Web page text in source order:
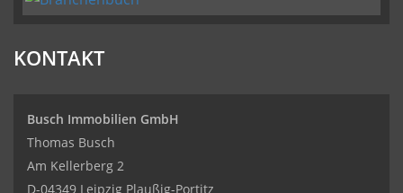
KONTAKT
Busch Immobilien GmbH
Thomas Busch
Am Kellerberg 2
D-04349 Leipzig Plaußig-Portitz